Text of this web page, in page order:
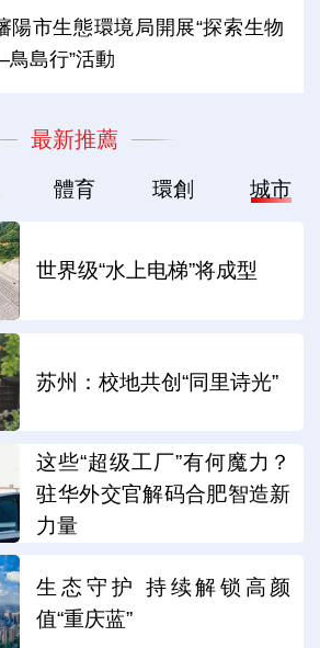
陽市生態環境局開展“探索生物
島行”活動
最新推薦
體育 環創 城市
世界级“水上电梯”将成型
苏州：校地共创“同里诗光”
这些“超级工厂”有何魔力？
驻华外交官解码合肥智造新
力量
生态守护 持续解锁高颜
值“重庆蓝”